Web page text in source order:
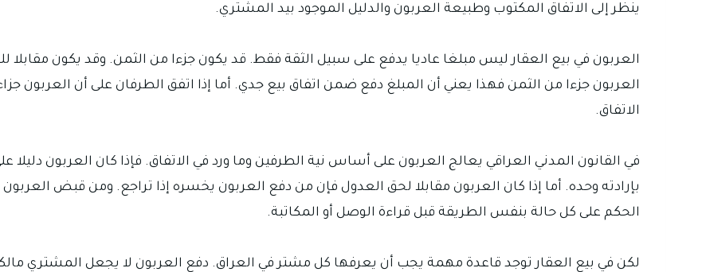
ينظر إلى الاتفاق المكتوب وطبيعة العربون والدليل الموجود بيد المشتري.
العربون في بيع العقار ليس مبلغا عاديا يدفع على سبيل الثقة فقط. قد يكون جزءا من الثمن. وقد يكون مقابلا
العربون جزءا من الثمن فهذا يعني أن المبلغ دفع ضمن اتفاق بيع جدي. أما إذا اتفق الطرفان على أن العربون
الاتفاق.
في القانون المدني العراقي يعالج العربون على أساس نية الطرفين وما ورد في الاتفاق. فإذا كان العربون دليلا
بإرادته وحده. أما إذا كان العربون مقابلا لحق العدول فإن من دفع العربون يخسره إذا تراجع. ومن قبض
الحكم على كل حالة بنفس الطريقة قبل قراءة الوصل أو المكاتبة.
لكن في بيع العقار توجد قاعدة مهمة يجب أن يعرفها كل مشتر في العراق. دفع العربون لا يجعل المشتري مالكا